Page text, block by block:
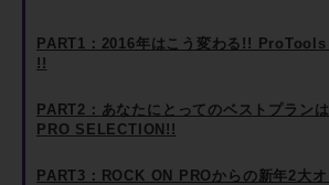
PART1：2016年はこう変わる!!
!!
PART2：あなたにとってのベストプラン
PRO SELECTION!!
PART3：ROCK ON PROからの新年2大